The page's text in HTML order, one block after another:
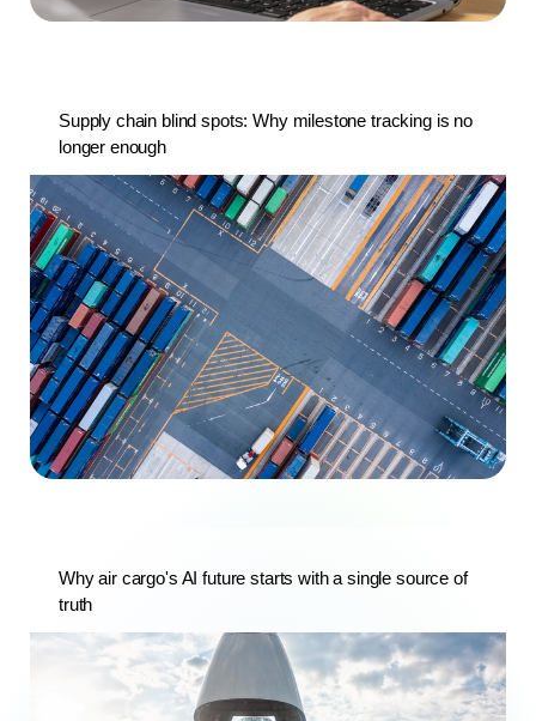
Supply chain blind spots: Why milestone tracking is no
longer enough
Why air cargo's AI future starts with a single source of
truth